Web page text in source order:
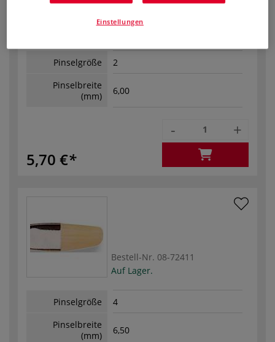
Bestell-Nr.
Pinselgröße
2
Pinselbreite
(mm)
6,00
5,70 €
- +
Bestell-Nr. 08-72411
Auf Lager.
Pinselgröße
4
Pinselbreite
(mm)
6,50
Einstellungen